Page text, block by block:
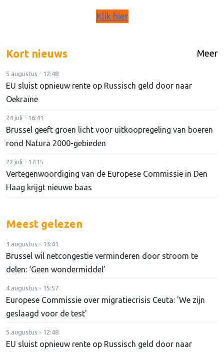
Klik hier
Kort nieuws Meer
5 augustus - 12:48
EU sluist opnieuw rente op Russisch geld door naar
Oekraïne
24 juli - 16:41
Brussel geeft groen licht voor uitkoopregeling van boeren
rond Natura 2000-gebieden
22 juli - 17:15
Vertegenwoordiging van de Europese Commissie in Den
Haag krijgt nieuwe baas
Meest gelezen
3 augustus - 13:41
Brussel wil netcongestie verminderen door stroom te
delen: ‘Geen wondermiddel’
4 augustus - 15:57
Europese Commissie over migratiecrisis Ceuta: 'We zijn
geslaagd voor de test'
5 augustus - 12:48
EU sluist opnieuw rente op Russisch geld door naar